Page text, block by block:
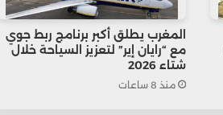
المغرب يطلق أكبر برنامج ربط جوي
مع “رايان إير” لتعزيز السياحة خلال
شتاء 2026
منذ 8 ساعات